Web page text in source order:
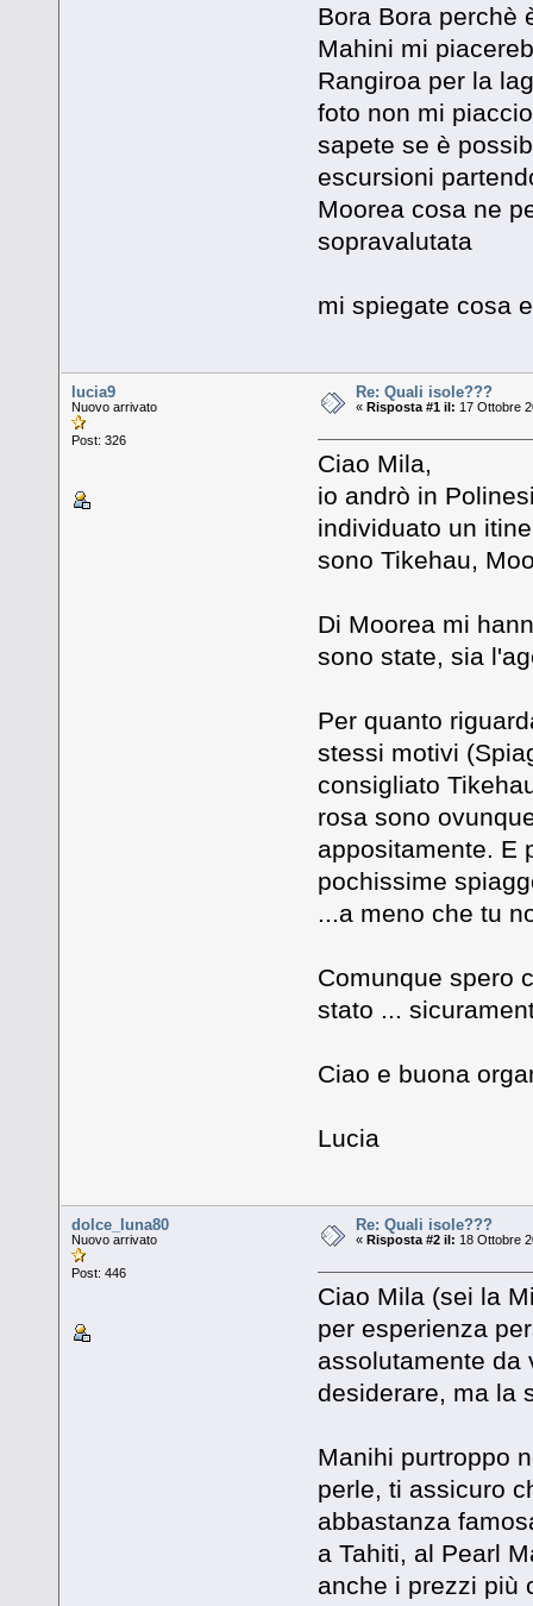
Bora Bora perchè
Mahini mi
Rangiroa per la
foto non mi
sapete se è
escursioni
Moorea cosa ne
sopravalutata
mi spiegate cosa
lucia9
Nuovo arrivato
Post: 326
Re: Quali isole???
« Risposta #1 il: 17 Ottobre
Ciao Mila,
io andrò in
individuato un
sono Tikehau,
Di Moorea mi
sono state, sia
Per quanto
stessi motivi
consigliato
rosa sono
appositamente. E
pochissime
...a meno che tu
Comunque spero
stato ...
Ciao e buona
Lucia
dolce_luna80
Nuovo arrivato
Post: 446
Re: Quali isole???
« Risposta #2 il: 18 Ottobre
Ciao Mila (sei la
per esperienza
assolutamente da
desiderare, ma la
Manihi purtroppo
perle, ti assicuro
abbastanza
a Tahiti, al Pearl
anche i prezzi più